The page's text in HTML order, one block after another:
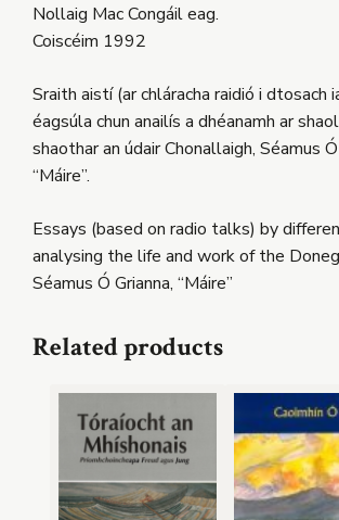
Nollaig Mac Congáil eag.
Coiscéim 1992
Sraith aistí (ar chláracha raidió i dtosach
éagsúla chun anailís a dhéanamh ar
shaothar an údair Chonallaigh, Séamus
“Máire”.
Essays (based on radio talks) by
analysing the life and work of the
Séamus Ó Grianna, “Máire”
Related products